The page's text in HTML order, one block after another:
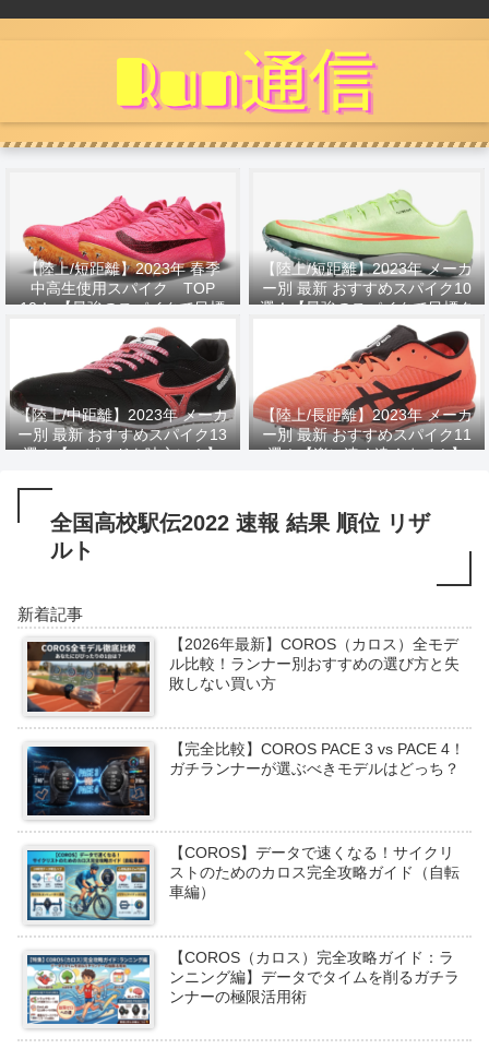
【陸上/短距離】2023年 春季
中高生使用スパイク TOP
10！ 【最強のスパイクで目標
タイムへ！】
【陸上/短距離】2023年 メーカ
ー別 最新 おすすめスパイク10
選！【最強のスパイクで目標タ
イムへ！】
【陸上/中距離】2023年 メーカ
ー別 最新 おすすめスパイク13
選！【スピードを味方に！】
【陸上/長距離】2023年 メーカ
ー別 最新 おすすめスパイク11
選！【楽に速く遠くまで！】
全国高校駅伝2022 速報 結果 順位 リザ
ルト
新着記事
【2026年最新】COROS（カロス）全モデ
ル比較！ランナー別おすすめの選び方と失
敗しない買い方
【完全比較】COROS PACE 3 vs PACE 4！
ガチランナーが選ぶべきモデルはどっち？
【COROS】データで速くなる！サイクリ
ストのためのカロス完全攻略ガイド（自転
車編）
【COROS（カロス）完全攻略ガイド：ラ
ンニング編】データでタイムを削るガチラ
ンナーの極限活用術